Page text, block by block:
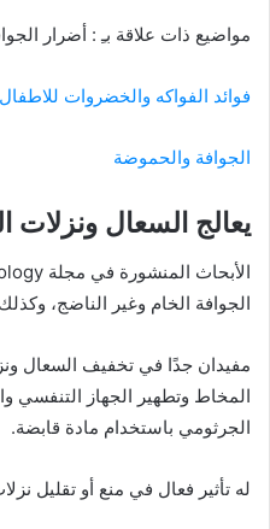
مواضيع ذات علاقة بـِ : أضرار
فوائد الفواكه والخضروات للاطفال
الجوافة والحموضة
يعالج السعال ونزلات
الجوافة الخام وغير الناضج،
مفيدان جدًا في تخفيف السعال
المخاط وتطهير الجهاز التنفسي
الجرثومي باستخدام مادة قابضة.
له تأثير فعال في منع أو تقليل